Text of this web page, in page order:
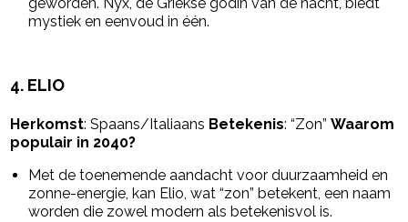
mystiek en eenvoud in één.
4. ELIO
Herkomst: Spaans/Italiaans Betekenis: “Zon”Waarom
populair in 2040?
Met de toenemende aandacht voor duurzaamheid en
zonne-energie, kan Elio, wat “zon” betekent, een naam
worden die zowel modern als betekenisvol is.